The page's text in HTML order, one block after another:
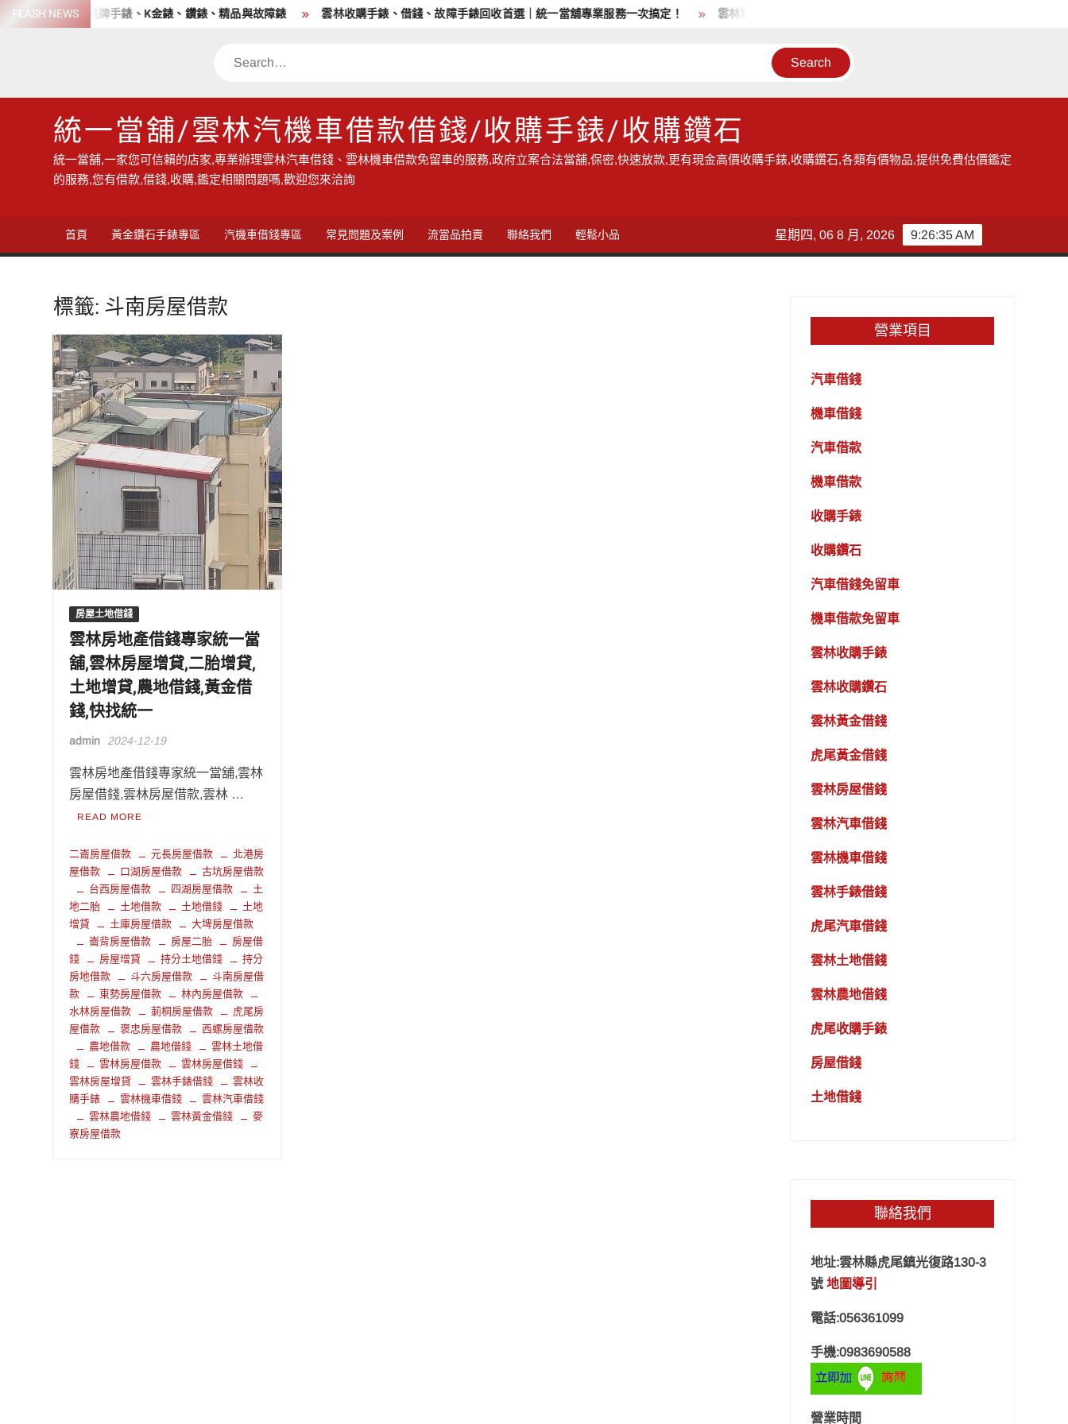
SkipFLASH NEWS
高價收購各品牌手錶、K金錶、鑽錶、精品與故障錶 雲林收購手錶、借錢、故障手錶回收首選｜統一當舖專業服務一次搞定！ 雲林地區的收購手錶服務,讓您獲得現金高價雲林收購手錶的機會
Search
統一當舖/雲林汽機車借款借錢/收購手錶/收購鑽石
統一當舖,一家您可信賴的店家,專業辦理雲林汽車借錢、雲林機車借款免留車的服務,政府立案合法當舖,保密,快速放款,更有現金高價收購手錶,收購鑽石,各類有價物品,提供免費估價鑑定
的服務,您有借款,借錢,收購,鑑定相關問題嗎,歡迎您來洽詢
首頁 黃金鑽石手錶專區 汽機車借錢專區 常見問題及案例 流當品拍賣 聯絡我們 輕鬆小品 9:26:35 AM
星期四, 06 8 月, 2026
標籤: 斗南房屋借款
房屋土地借錢
雲林房地產借錢專家統一當
舖,雲林房屋增貸,二胎增貸,
土地增貸,農地借錢,黃金借
錢,快找統一
admin 2024-12-19
雲林房地產借錢專家統一當舖,雲林
房屋借錢,雲林房屋借款,雲林 …
READ MORE
二崙房屋借款 元長房屋借款
北港房
屋借款
口湖房屋借款
古坑房屋借款
台西房屋借款
四湖房屋借款
土
地二胎
土地借款 土地借錢
土地
增貸
土庫房屋借款
大埤房屋借款
崙背房屋借款
房屋二胎
房屋借
錢
房屋增貸 持分土地借錢
持分
房地借款
斗六房屋借款
斗南房屋借
款
東勢房屋借款
林內房屋借款
水林房屋借款
莿桐房屋借款
虎尾房
屋借款
褒忠房屋借款
西螺房屋借款
農地借款
農地借錢
雲林土地借
錢
雲林房屋借款
雲林房屋借錢
雲林房屋增貸
雲林手錶借錢
雲林收
購手錶
雲林機車借錢
雲林汽車借錢
雲林農地借錢
雲林黃金借錢
麥
寮房屋借款
營業項目
汽車借錢
機車借錢
汽車借款
機車借款
收購手錶
收購鑽石
汽車借錢免留車
機車借款免留車
雲林收購手錶
雲林收購鑽石
雲林黃金借錢
虎尾黃金借錢
雲林房屋借錢
雲林汽車借錢
雲林機車借錢
雲林手錶借錢
虎尾汽車借錢
雲林土地借錢
雲林農地借錢
虎尾收購手錶
房屋借錢
土地借錢
聯絡我們
地址:雲林縣虎尾鎮光復路130-3
號地圖導引
電話:056361099
手機:0983690588
營業時間